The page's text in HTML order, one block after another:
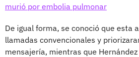
murió por embolia pulmonar
De igual forma, se conoció que esta
llamadas convencionales y
mensajería, mientras que